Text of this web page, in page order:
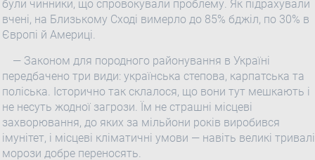
були чинники, що спровокували проблему. Як підрахували
вчені, на Близькому Сході вимерло до 85% бджіл, по 30% в
Європі й Америці.
— Законом для породного районування в Україні
передбачено три види: українська степова, карпатська та
поліська. Історично так склалося, що вони тут мешкають і
не несуть жодної загрози. Їм не страшні місцеві
захворювання, до яких за мільйони років виробився
імунітет, і місцеві кліматичні умови — навіть великі тривалі
морози добре переносять.